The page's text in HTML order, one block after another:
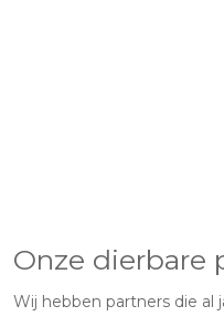
Onze dierbare
Wij hebben partners die al